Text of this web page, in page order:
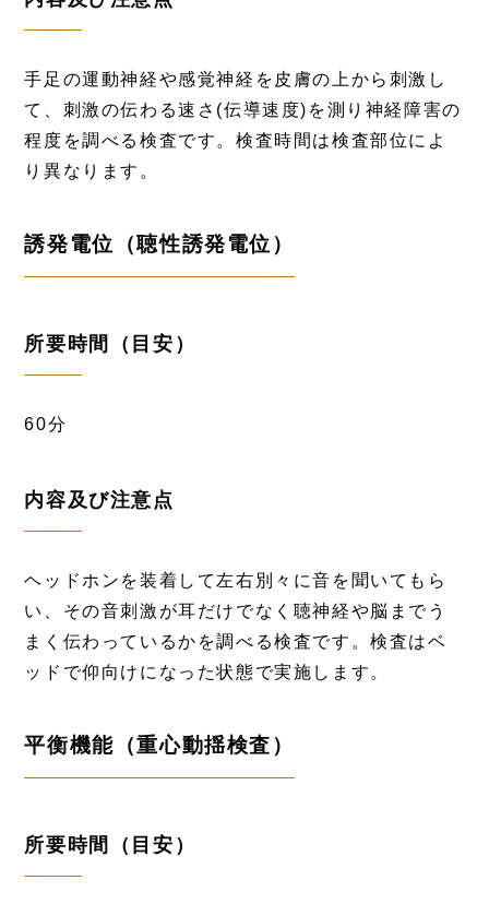
手足の運動神経や感覚神経を皮膚の上から刺激し
て、刺激の伝わる速さ(伝導速度)を測り神経障害の
程度を調べる検査です。検査時間は検査部位によ
り異なります。
誘発電位（聴性誘発電位）
所要時間（目安）
60分
内容及び注意点
ヘッドホンを装着して左右別々に音を聞いてもら
い、その音刺激が耳だけでなく聴神経や脳までう
まく伝わっているかを調べる検査です。検査はベ
ッドで仰向けになった状態で実施します。
平衡機能（重心動揺検査）
所要時間（目安）